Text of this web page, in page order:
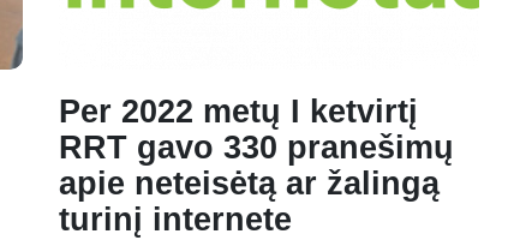
Per 2022 metų I ketvirtį
RRT gavo 330 pranešimų
apie neteisėtą ar žalingą
turinį internete